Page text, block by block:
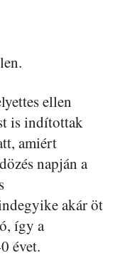
ellen
is indítottak
amiért
napján a
akár öt
így a
évet.